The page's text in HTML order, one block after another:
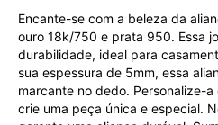
Encante-se com a beleza da
ouro 18k/750 e prata 950. Essa
durabilidade, ideal para
sua espessura de 5mm, essa
marcante no dedo. Personalize-
crie uma peça única e especial.